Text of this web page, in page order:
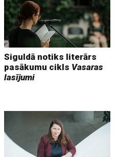
Siguldā notiks literārs
pasākumu cikls Vasaras
lasījumi